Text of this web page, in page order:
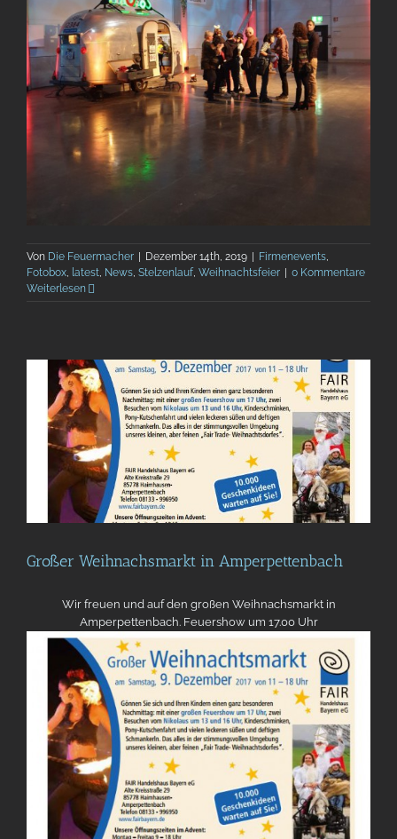
Von Die Feuermacher Dezember 14th, 2019 Firmenevents,
Fotobox, latest, News, Stelzenlauf, Weihnachtsfeier
0 Kommentare
Weiterlesen
Großer Weihnachsmarkt in Amperpettenbach
Wir freuen und auf den großen Weihnachsmarkt in
Amperpettenbach. Feuershow um 17.00 Uhr